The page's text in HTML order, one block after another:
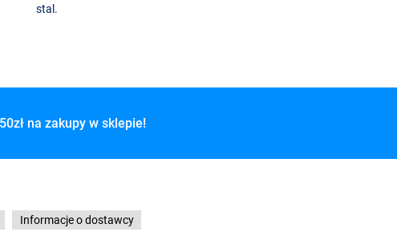
stal.
na zakupy w sklepie!
Informacje o dostawcy